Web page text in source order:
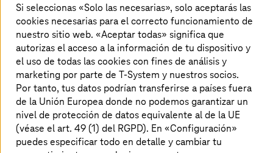
Compartimos nuestros conocimientos
contigo
Comprimido y de un vistazo: aquí
hallarás información, publicaciones y
eventos sobre los temas actuales y
futuros que te interesan a ti y a
nosotros.
Si seleccionas «Solo las necesarias», solo aceptarás las
cookies necesarias para el correcto funcionamiento de
nuestro sitio web. «Aceptar todas» significa que
autorizas el acceso a la información de tu dispositivo y
el uso de todas las cookies con fines de análisis y
marketing por parte de T-System y nuestros socios.
Por tanto, tus datos podrían transferirse a países fuera
de la Unión Europea donde no podemos garantizar un
nivel de protección de datos equivalente al de la UE
(véase el art. 49 (1) del RGPD). En «Configuración»
puedes especificar todo en detalle y cambiar tu